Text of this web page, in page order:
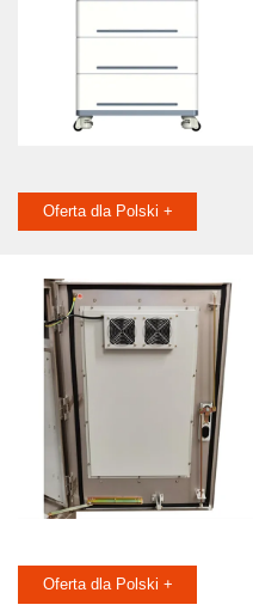
Oferta dla Polski +
Oferta dla Polski +